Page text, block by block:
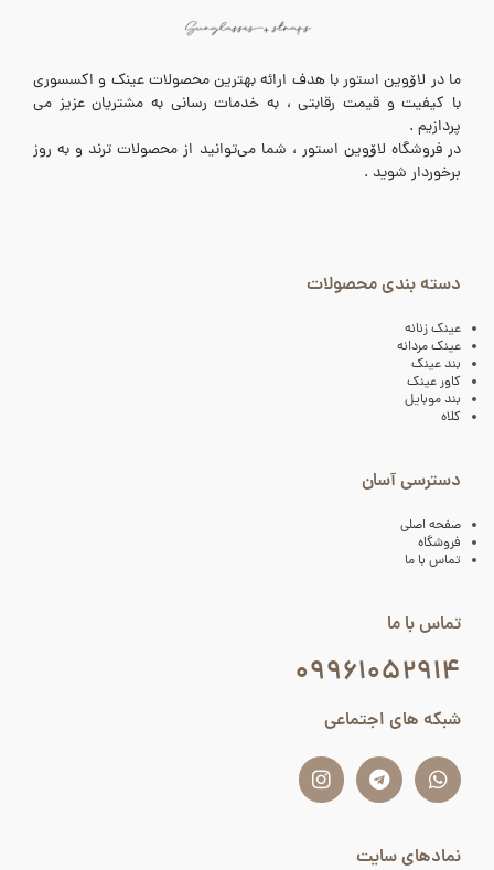
ما در لاۆوین استور با هدف ارائه بهترین محصولات عینک و اکسسوری
با کیفیت و قیمت رقابتی ، به خدمات رسانی به مشتریان عزیز می
پردازیم .
در فروشگاه لاۆوین استور ، شما می‌توانید از محصولات ترند و به روز
برخوردار شوید .
دسته بندی محصولات
عینک زنانه
عینک مردانه
بند عینک
کاور عینک
بند موبایل
کلاه
دسترسی آسان
صفحه اصلی
فروشگاه
تماس با ما
تماس با ما
۰۹۹۶۱۰۵۲۹۱۴
شبکه های اجتماعی
نمادهای سایت